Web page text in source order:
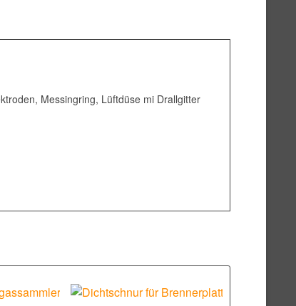
Messingring, Lüftdüse mi Drallgitter